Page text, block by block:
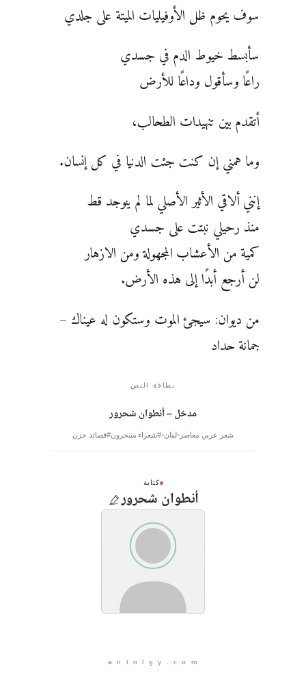
سوف يحوم ظل الأوفيليات الميتة على جلدي
سأبسط خيوط الدم في جسدي
راعًا وسأقول وداعًا للأرض
أتقدم بين تنهيدات الطحالب،
وما همني إن كنت جئت الدنيا في كل إنسان.
إنني ألاقي الأثير الأصلي لما لم ينوجد قط
منذ رحيلي نبتت على جسدي
كمية من الأعشاب المجهولة ومن الازهار
لن أرجع أبدًا إلى هذه الأرض.
من ديوان: سيجئ الموت وستكون له عيناك –
جمانة حداد
بطاقة النص
مدخل – أنطوان شحرور
شعر عربي معاصر لبنان #شعراء منتحرون#قصائد حزن
كتابة
أنطوان شحرور
a n t o l g y . c o m